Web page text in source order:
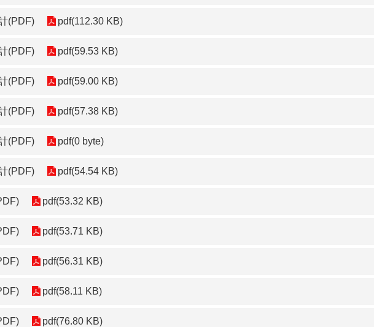
(PDF) pdf(112.30 KB)
(PDF) pdf(59.53 KB)
(PDF) pdf(59.00 KB)
(PDF) pdf(57.38 KB)
(PDF) pdf(0 byte)
(PDF) pdf(54.54 KB)
pdf(53.32 KB)
pdf(53.71 KB)
pdf(56.31 KB)
pdf(58.11 KB)
pdf(76.80 KB)